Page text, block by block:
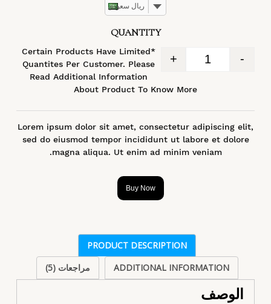
ريال سعودي
QUANTITY
-
+
*Certain Products Have Limited
Quantites Per Customer. Please
Read Additional Information
About Product To Know More
Lorem ipsum dolor sit amet, consectetur adipiscing elit,
sed do eiusmod tempor incididunt ut labore et dolore
magna aliqua. Ut enim ad minim veniam.
Buy Now
PRODUCT DESCRIPTION
ADDITIONAL INFORMATION
مراجعات (5)
الوصف